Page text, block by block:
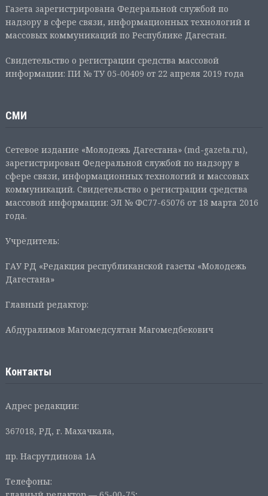
Газета зарегистрирована Федеральной службой по
надзору в сфере связи, информационных технологий и
массовых коммуникаций по Республике Дагестан.
Свидетельство о регистрации средства массовой
информации: ПИ № ТУ 05-00409 от 22 апреля 2019 года
СМИ
Сетевое издание «Молодежь Дагестана» (md-gazeta.ru),
зарегистрирован Федеральной службой по надзору в
сфере связи, информационных технологий и массовых
коммуникаций. Свидетельство о регистрации средства
массовой информации: ЭЛ № ФС77-65076 от 18 марта 2016
года.
Учредитель:
ГАУ РД «Редакция республиканской газеты «Молодежь
Дагестана»
Главный редактор:
Абдуралимов Магомедсултан Магомедбекович
Контакты
Адрес редакции:
367018, РД, г. Махачкала,
пр. Насрутдинова 1А
Телефоны: